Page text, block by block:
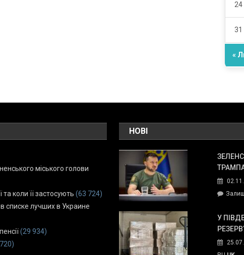
24
31
«
міського голови
коли її застосують (63 724)
списке лучших в Украине
(29 934)
НОВІ
ТРАМПА
У